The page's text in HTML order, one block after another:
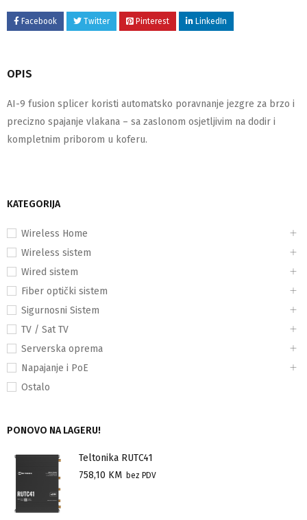
KATEGORIJA
Wireless Home
Wireless sistem
Wired sistem
Fiber optički sistem
Sigurnosni Sistem
TV / Sat TV
Serverska oprema
Napajanje i PoE
Ostalo
PONOVO NA LAGERU!
Teltonika RUTC41
758,10 KM bez PDV
Facebook Twitter Pinterest LinkedIn
OPIS
AI-9 fusion splicer koristi automatsko poravnanje jezgre za brzo i
precizno spajanje vlakana – sa zaslonom osjetljivim na dodir i
kompletnim priborom u koferu.